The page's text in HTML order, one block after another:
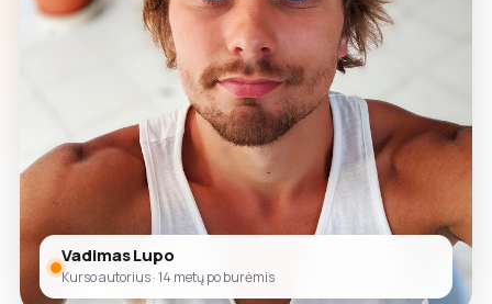
Vadimas Lupo
Kurso autorius · 14 metų po burėmis